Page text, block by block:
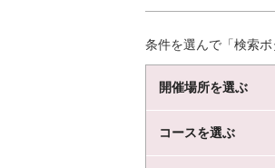
条件を選んで「検索
開催場所を選ぶ
コースを選ぶ